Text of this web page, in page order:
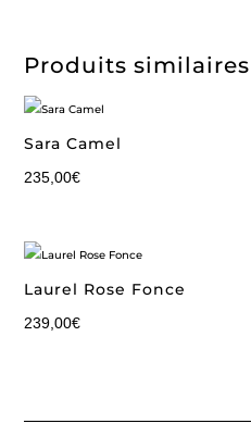
Produits similaires
Sara Camel
235,00€
Laurel Rose Fonce
239,00€